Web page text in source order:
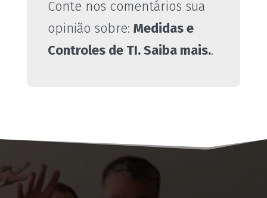
Conte nos comentários sua
opinião sobre: Medidas e
Controles de TI. Saiba mais..